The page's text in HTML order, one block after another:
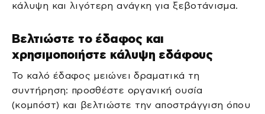
κάλυψη και λιγότερη ανάγκη για ξεβοτάνισμα.
Βελτιώστε το έδαφος και
χρησιμοποιήστε κάλυψη εδάφους
Το καλό έδαφος μειώνει δραματικά τη
συντήρηση: προσθέστε οργανική ουσία
(κομπόστ) και βελτιώστε την αποστράγγιση όπου